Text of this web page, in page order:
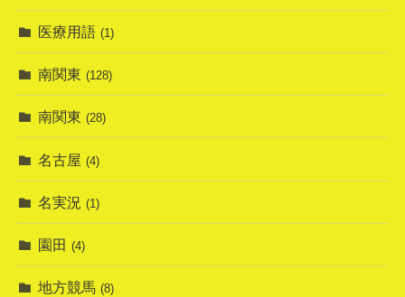
医療用語 (1)
南関東 (128)
南関東 (28)
名古屋 (4)
名実況 (1)
園田 (4)
地方競馬 (8)